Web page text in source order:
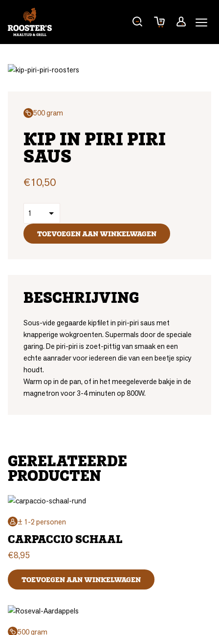
500 gram
KIP IN PIRI PIRI
SAUS
€10,50
TOEVOEGEN AAN WINKELWAGEN
BESCHRIJVING
Sous-vide gegaarde kipfilet in piri-piri saus met
knapperige wokgroenten. Supermals door de speciale
garing. De piri-piri is zoet-pittig van smaak en een
echte aanrader voor iedereen die van een beetje spicy
houdt.
Warm op in de pan, of in het meegeleverde bakje in de
magnetron voor 3-4 minuten op 800W.
GERELATEERDE
PRODUCTEN
± 1-2 personen
CARPACCIO SCHAAL
€8,95
TOEVOEGEN AAN WINKELWAGEN
500 gram